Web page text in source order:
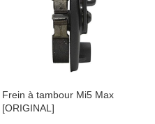
Frein à tambour Mi5 Max
[ORIGINAL]